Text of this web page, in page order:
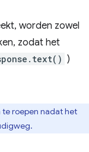
worden zowel
zodat het
)
te roepen nadat het